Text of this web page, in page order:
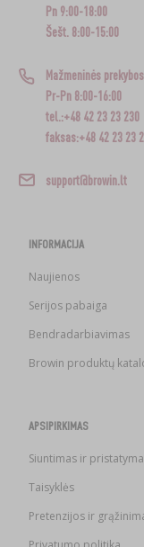
Pn 9:00-18:00
Šešt. 8:00-15:00
Mažmeninės
Pr-Pn 8:00-16:00
tel.:+48 42 23 23 230
faksas:+48 42 23 23
support@browin.lt
INFORMACIJA
Naujienos
Serijos pabaiga
Bendradarbiavimas
Browin produktų
APSIPIRKIMAS
Siuntimas ir
Taisyklės
Pretenzijos ir